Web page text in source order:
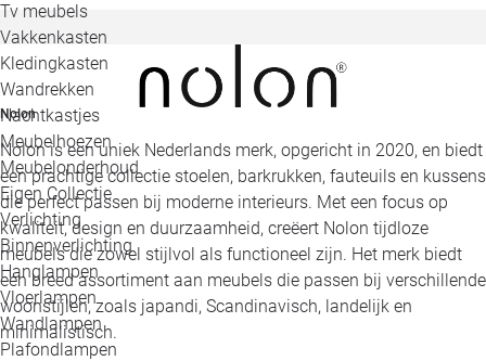
Tv meubels
Vakkenkasten
Kledingkasten
Wandrekken
Nachtkastjes
Meubelhoezen
Meubelonderhoud
Eigen Collectie
Verlichting
Binnenverlichting
Hanglampen
Vloerlampen
Wandlampen
Plafondlampen
Nolon
Nolon is een uniek Nederlands merk, opgericht in 2020, en biedt
een prachtige collectie stoelen, barkrukken, fauteuils en kussens
die perfect passen bij moderne interieurs. Met een focus op
kwaliteit, design en duurzaamheid, creëert Nolon tijdloze
meubels die zowel stijlvol als functioneel zijn. Het merk biedt
een breed assortiment aan meubels die passen bij verschillende
woonstijlen, zoals japandi, Scandinavisch, landelijk en
minimalistisch.